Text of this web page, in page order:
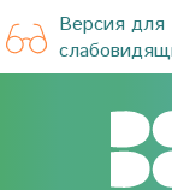
Версия для